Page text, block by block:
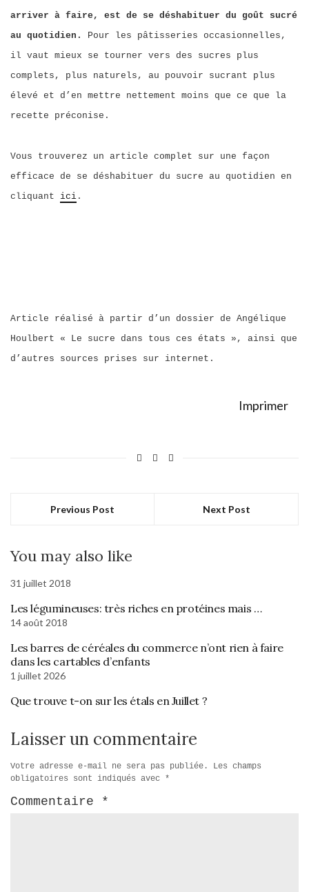
arriver à faire, est de se déshabituer du goût sucré
au quotidien. Pour les pâtisseries occasionnelles,
il vaut mieux se tourner vers des sucres plus
complets, plus naturels, au pouvoir sucrant plus
élevé et d’en mettre nettement moins que ce que la
recette préconise.
Vous trouverez un article complet sur une façon
efficace de se déshabituer du sucre au quotidien en
cliquant ici .
Article réalisé à partir d’un dossier de Angélique
Houlbert « Le sucre dans tous ces états », ainsi que
d’autres sources prises sur internet.
Imprimer
Previous Post Next Post
You may also like
31 juillet 2018
Les légumineuses: très riches en protéines mais …
14 août 2018
Les barres de céréales du commerce n’ont rien à faire
dans les cartables d’enfants
1 juillet 2026
Que trouve t-on sur les étals en Juillet ?
Laisser un commentaire
Votre adresse e-mail ne sera pas publiée.
Les champs
obligatoires sont indiqués avec *
Commentaire *